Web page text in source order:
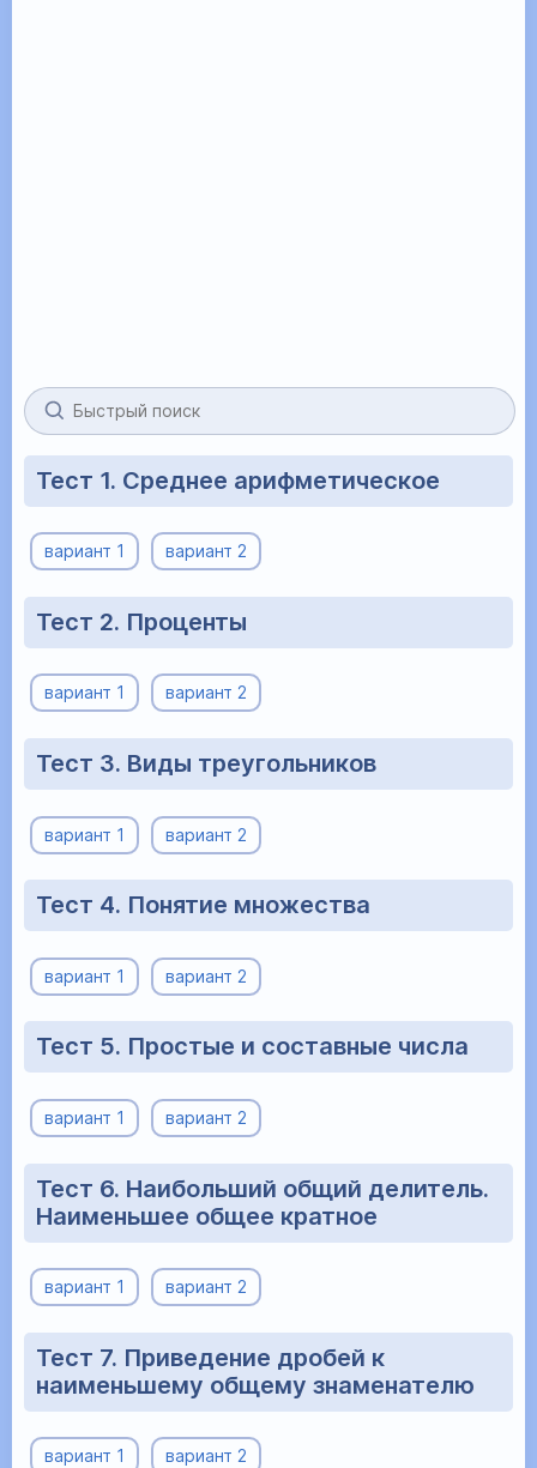
Тест 1. Среднее арифметическое
вариант 1 вариант 2
Тест 2. Проценты
вариант 1 вариант 2
Тест 3. Виды треугольников
вариант 1 вариант 2
Тест 4. Понятие множества
вариант 1 вариант 2
Тест 5. Простые и составные числа
вариант 1 вариант 2
Тест 6. Наибольший общий делитель.
Наименьшее общее кратное
вариант 1 вариант 2
Тест 7. Приведение дробей к
наименьшему общему знаменателю
вариант 1 вариант 2